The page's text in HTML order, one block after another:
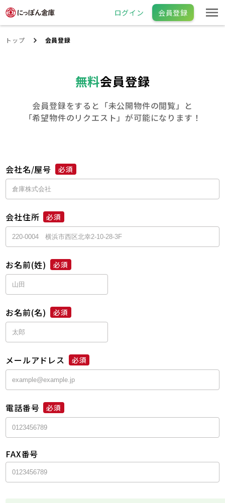
ログイン 会員登録
トップ 会員登録
無料会員登録
会員登録をすると「未公開物件の閲覧」と
「希望物件のリクエスト」が可能になります！
会社名/屋号 必須
会社住所 必須
お名前(姓) 必須
お名前(名) 必須
メールアドレス 必須
電話番号 必須
FAX番号